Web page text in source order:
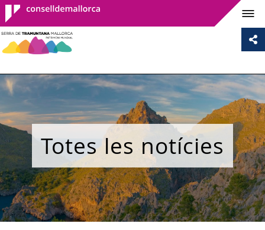
Consell de
Mallorca
Totes les notícies